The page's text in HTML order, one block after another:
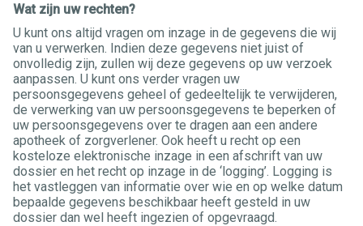
Wat zijn uw rechten?
U kunt ons altijd vragen om inzage in de gegevens die wij
van u verwerken. Indien deze gegevens niet juist of
onvolledig zijn, zullen wij deze gegevens op uw verzoek
aanpassen. U kunt ons verder vragen uw
persoonsgegevens geheel of gedeeltelijk te verwijderen,
de verwerking van uw persoonsgegevens te beperken of
uw persoonsgegevens over te dragen aan een andere
apotheek of zorgverlener. Ook heeft u recht op een
kosteloze elektronische inzage in een afschrift van uw
dossier en het recht op inzage in de ‘logging’. Logging is
het vastleggen van informatie over wie en op welke datum
bepaalde gegevens beschikbaar heeft gesteld in uw
dossier dan wel heeft ingezien of opgevraagd.